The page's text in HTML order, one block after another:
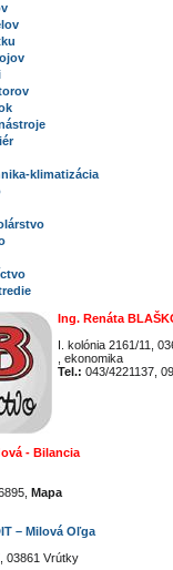
klimatizácia
Ing. Renáta
I. kolónia 2161/11,
, ekonomika
Tel.: 043/4221137,
- Bilancia
Mapa
– Milová Oľga
03861 Vrútky